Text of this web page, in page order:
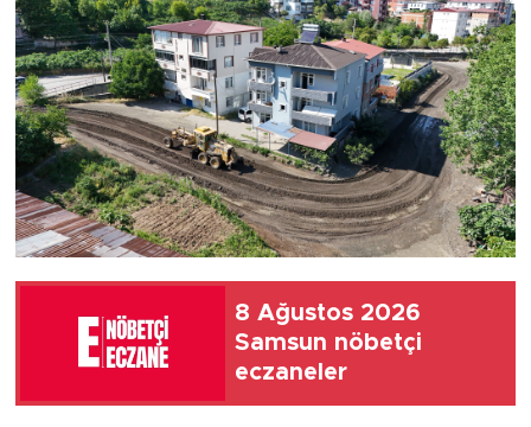
8 Ağustos 2026
Samsun nöbetçi
eczaneler